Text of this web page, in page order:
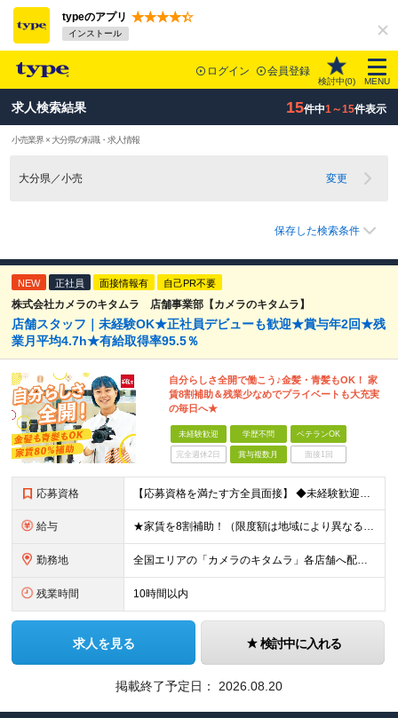
typeのアプリ
インストール
ログイン 会員登録
検討中(0) MENU
求人検索結果 15件中1～15件表示
小売業界 × 大分県の転職・求人情報
大分県／小売 変更
保存した検索条件
NEW 正社員 面接情報有 自己PR不要
株式会社カメラのキタムラ 店舗事業部【カメラのキタムラ】
店舗スタッフ｜未経験OK★正社員デビューも歓迎★賞与年2回★残
業月平均4.7h★有給取得率95.5％
自分らしさ全開で働こう♪金髪・青髪もOK！ 家
賃8割補助＆残業少なめでプライベートも大充実
の毎日へ★
未経験歓迎 学歴不問 ベテランOK
完全週休2日 賞与複数月 面接1回
応募資格 【応募資格を満たす方全員面接】 ◆未経験歓迎！活躍のフィールドは全国！ ◆学歴不問 ◆第二新卒も活躍中 ◆35歳以下の方（若年層の長期キャリア形成を図るため）
給与 ★家賃を8割補助！（限度額は地域により異なる） ※転勤による引っ越しが発生する場合 ＝＝＝＝＝＝＝＝＝＝＝＝＝＝＝＝＝＝＝＝＝＝＝ 例えば、家賃7.5万円なら6万円は会社で負担。 あなたが支払うのは、
勤務地 全国エリアの「カメラのキタムラ」各店舗へ配属となります ※最初の配属先は希望を最大限考慮した上で決定します ▼詳しい勤務地住所は下記URLをご確認ください。 https://sss.kitamur
残業時間 10時間以内
求人を見る 検討中に入れる
掲載終了予定日： 2026.08.20